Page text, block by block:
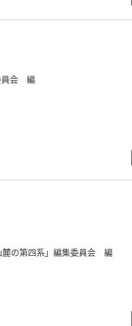
員会 編
麓の第四系」編集委員会 編